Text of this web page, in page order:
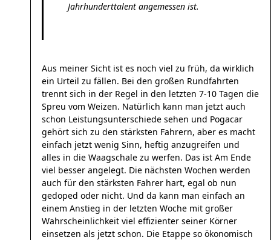
Jahrhunderttalent angemessen ist.
Aus meiner Sicht ist es noch viel zu früh, da wirklich
ein Urteil zu fällen. Bei den großen Rundfahrten
trennt sich in der Regel in den letzten 7-10 Tagen die
Spreu vom Weizen. Natürlich kann man jetzt auch
schon Leistungsunterschiede sehen und Pogacar
gehört sich zu den stärksten Fahrern, aber es macht
einfach jetzt wenig Sinn, heftig anzugreifen und
alles in die Waagschale zu werfen. Das ist Am Ende
viel besser angelegt. Die nächsten Wochen werden
auch für den stärksten Fahrer hart, egal ob nun
gedoped oder nicht. Und da kann man einfach an
einem Anstieg in der letzten Woche mit großer
Wahrscheinlichkeit viel effizienter seiner Körner
einsetzen als jetzt schon. Die Etappe so ökonomisch